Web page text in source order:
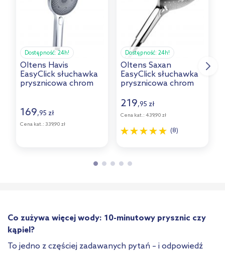
Dostępność:24h!
Oltens Havis
EasyClick słuchawka
prysznicowa chrom
169,95 zł
Cena kat.: 339,90 zł
Dostępność: 24h!
Oltens Saxan
EasyClick słuchawka
prysznicowa chrom
219,95 zł
Cena kat.: 439,90 zł
(8)
Co zużywa więcej wody: 10-minutowy prysznic czy
kąpiel?
To jedno z częściej zadawanych pytań – i odpowiedź